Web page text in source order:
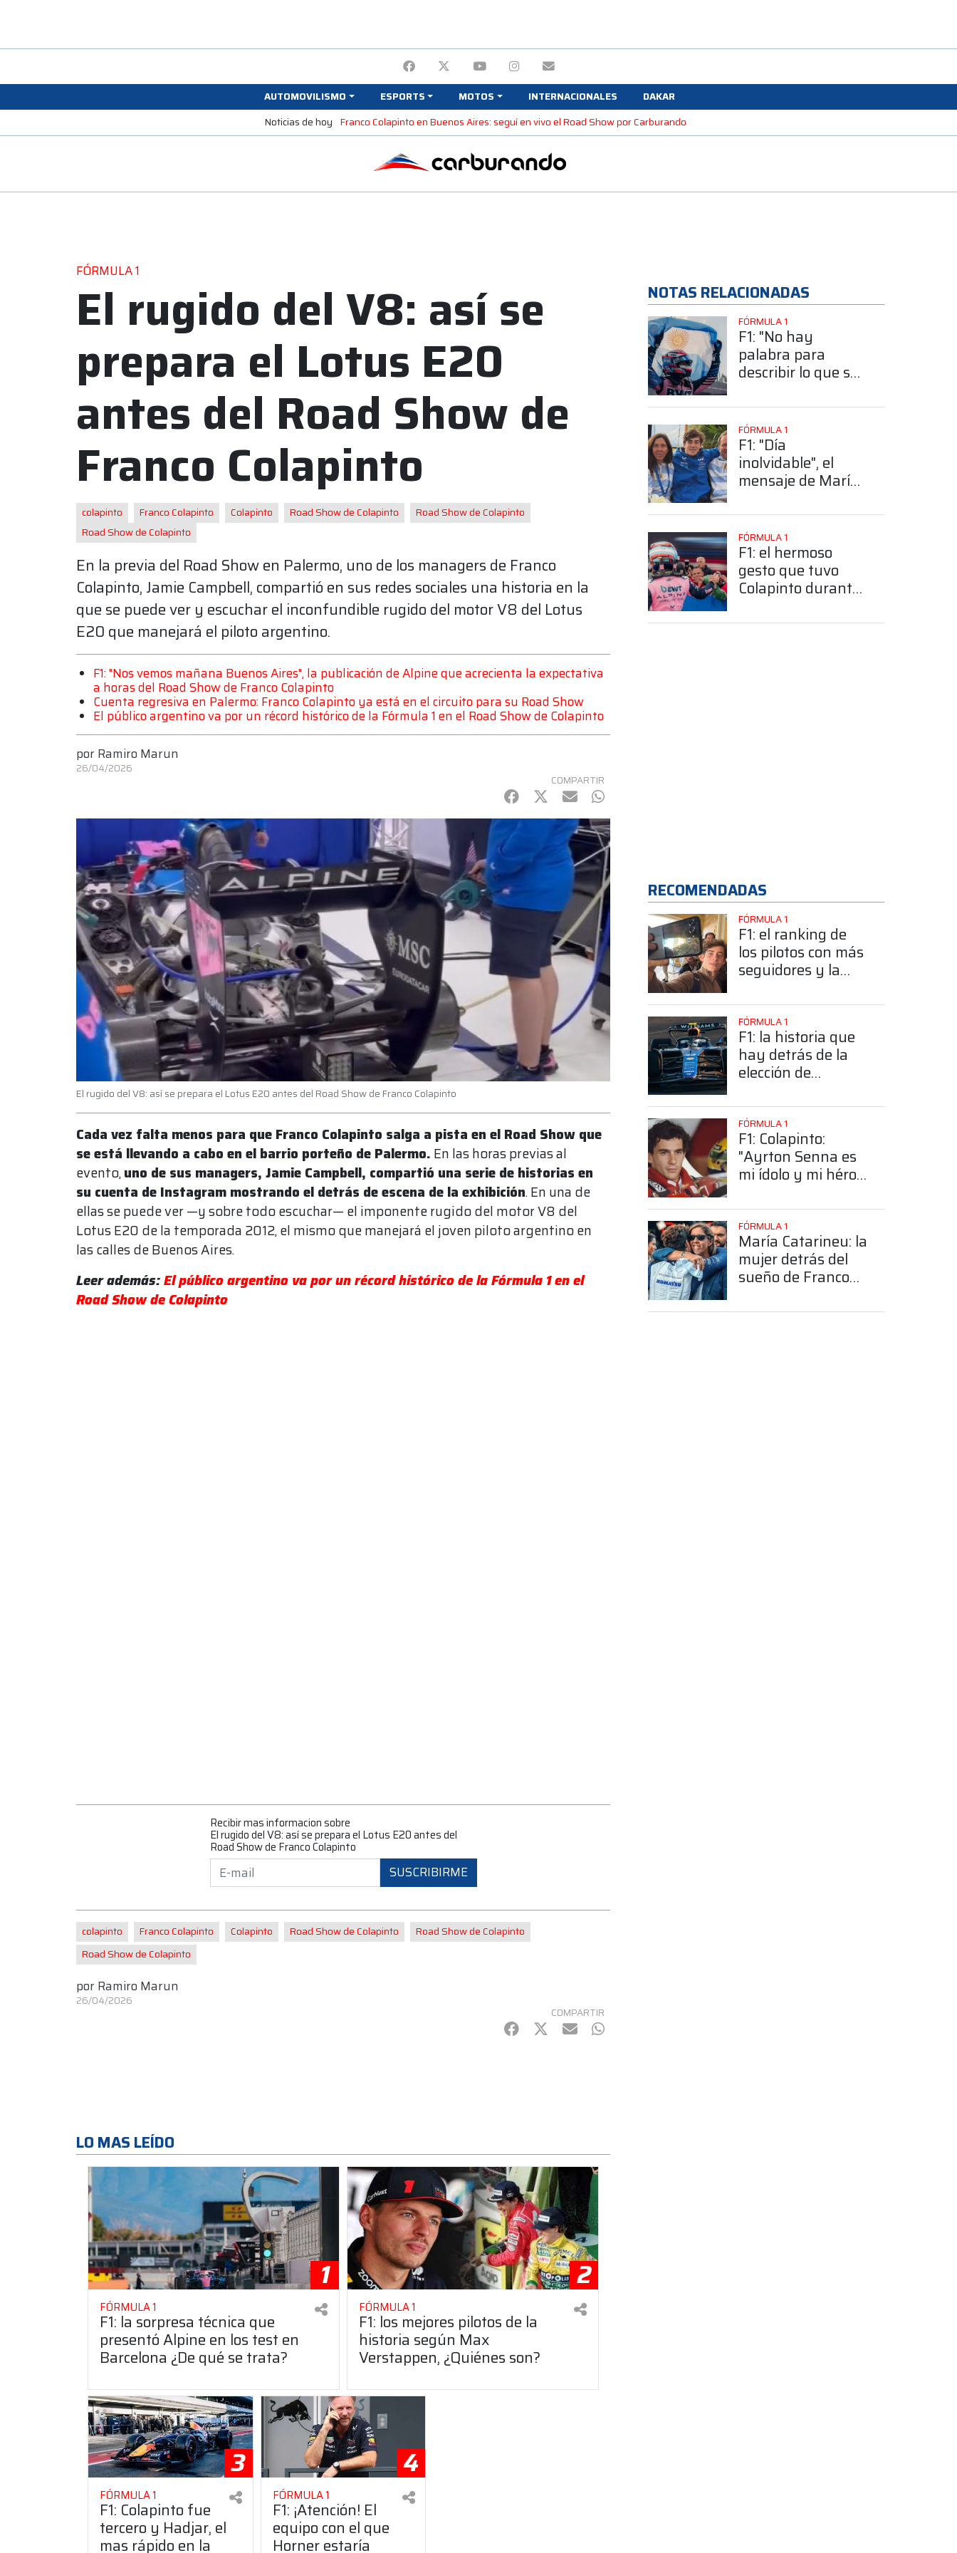
AUTOMOVILISMO ESPORTS MOTOS INTERNACIONALES
DAKAR
Noticias de hoy Franco Colapinto en Buenos Aires: seguí en vivo el Road Show por Carburando
FÓRMULA 1
El rugido del V8: así se
prepara el Lotus E20
antes del Road Show de
Franco Colapinto
colapinto Franco Colapinto Colapinto Road Show de Colapinto
Road Show de Colapinto
Road Show de Colapinto
En la previa del Road Show en Palermo, uno de los managers de Franco
Colapinto, Jamie Campbell, compartió en sus redes sociales una historia en la
que se puede ver y escuchar el inconfundible rugido del motor V8 del Lotus
E20 que manejará el piloto argentino.
F1: "Nos vemos mañana Buenos Aires", la publicación de Alpine que acrecienta la expectativa
a horas del Road Show de Franco Colapinto
Cuenta regresiva en Palermo: Franco Colapinto ya está en el circuito para su Road Show
El público argentino va por un récord histórico de la Fórmula 1 en el Road Show de Colapinto
por Ramiro Marun
26/04/2026
COMPARTIR
Facebook
Twitter
mail WhatsApp
El rugido del V8: así se prepara el Lotus E20 antes del Road Show de Franco Colapinto
Cada vez falta menos para que Franco Colapinto salga a pista en el Road Show que
se está llevando a cabo en el barrio porteño de Palermo. En las horas previas al
evento,uno de sus managers, Jamie Campbell, compartió una serie de historias en
su cuenta de Instagram mostrando el detrás de escena de la exhibición. En una de
ellas se puede ver —y sobre todo escuchar— el imponente rugido del motor V8 del
Lotus E20 de la temporada 2012, el mismo que manejará el joven piloto argentino en
las calles de Buenos Aires.
Leer además:El público argentino va por un récord histórico de la Fórmula 1 en el
Road Show de Colapinto
Recibir mas informacion sobre
El rugido del V8: así se prepara el Lotus E20 antes del
Road Show de Franco Colapinto
SUSCRIBIRME
colapinto Franco Colapinto Colapinto Road Show de Colapinto
Road Show de Colapinto
Road Show de Colapinto
por Ramiro Marun
26/04/2026
COMPARTIR
Facebook
Twitter
mail WhatsApp
LO MAS LEÍDO
1
FÓRMULA 1
F1: la sorpresa técnica que
presentó Alpine en los test en
Barcelona ¿De qué se trata?
2
FÓRMULA 1
F1: los mejores pilotos de la
historia según Max
Verstappen, ¿Quiénes son?
3
FÓRMULA 1
F1: Colapinto fue
tercero y Hadjar, el
mas rápido en la
4
FÓRMULA 1
F1: ¡Atención! El
equipo con el que
Horner estaría
NOTAS RELACIONADAS
FÓRMULA 1
F1: "No hay
palabra para
describir lo que se
con la que Bullet
resumió el
histórico Road
Show de Colapinto
FÓRMULA 1
F1: "Día
inolvidable", el
mensaje de María
del Road Show de
Franco Colapinto
en Buenos Aires
FÓRMULA 1
F1: el hermoso
gesto que tuvo
Colapinto durante
se hizo viral en las
RECOMENDADAS
FÓRMULA 1
F1: el ranking de
los pilotos con más
seguidores y la
posición de
Colapinto
FÓRMULA 1
F1: la historia que
hay detrás de la
elección de
número 43
FÓRMULA 1
F1: Colapinto:
"Ayrton Senna es
mi ídolo y mi héroe
FÓRMULA 1
María Catarineu: la
mujer detrás del
sueño de Franco
Fórmula 1